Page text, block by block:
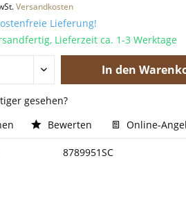
Versandkosten
Lieferung!
Lieferzeit ca. 1-3 Werktage
In den
gesehen?
Bewerten Online-
8789951SC